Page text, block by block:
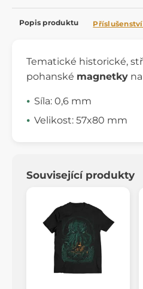
Popis produktu Příslušenství
Tematické historické,
pohanské magnetky
Síla: 0,6 mm
Velikost: 57x80 mm
Související produkty